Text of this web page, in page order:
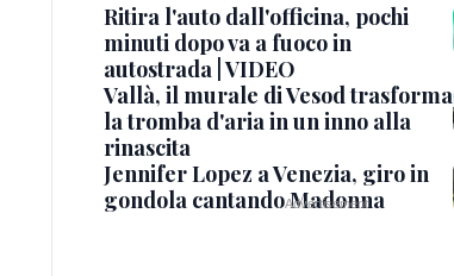
Ritira l'auto dall'officina, pochi
minuti dopo va a fuoco in
autostrada | VIDEO
Vallà, il murale di Vesod trasforma
la tromba d'aria in un inno alla
rinascita
Jennifer Lopez a Venezia, giro in
gondola cantando Madonna